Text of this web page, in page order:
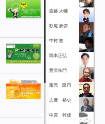
斎藤 大輔
杉尾 辰弥
中村 敦
岡本正弘
豊沢朱門
藤元 隆司
志摩 裕史
中原 幹雄